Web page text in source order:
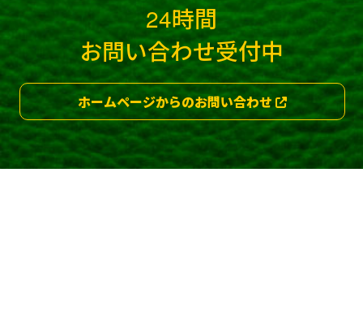
24時間
お問い合わせ受付中
ホームページからのお問い合わせ